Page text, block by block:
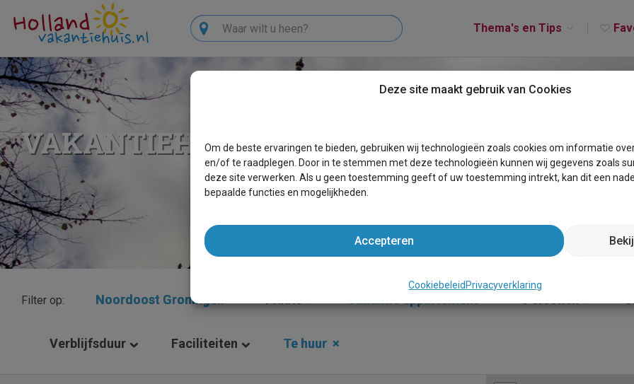
Thema's en Tips
Zoeken
VAKANTIEHUIZEN NOORDOOST
Filter op: Noordoost Groningen
Verblijfsduur Faciliteiten Te huur ×
Deze site maakt gebruik van Cookies
Om de beste ervaringen te bieden, gebruiken wij technologieën zoals cookies om informatie
en/of te raadplegen. Door in te stemmen met deze technologieën kunnen wij gegevens zoals
deze site verwerken. Als u geen toestemming geeft of uw toestemming intrekt, kan dit een
bepaalde functies en mogelijkheden.
Accepteren
Cookiebeleid Privacyverklaring